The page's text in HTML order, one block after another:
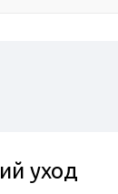
уход